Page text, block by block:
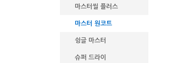
마스터씰 플러스
마스터 원코트
슁글 마스터
슈퍼 드라이